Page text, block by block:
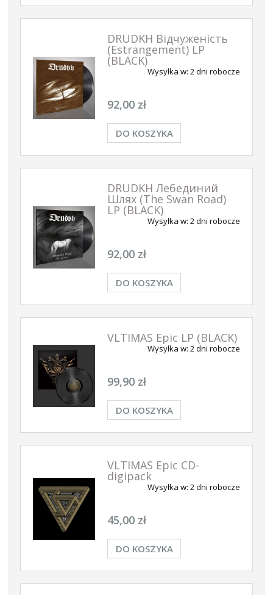
DRUDKH Відчуженість
(Estrangement) LP
(BLACK)
Wysyłka w: 2 dni robocze
92,00 zł
DO KOSZYKA
DRUDKH Лебединий
Шлях (The Swan Road)
LP (BLACK)
Wysyłka w: 2 dni robocze
92,00 zł
DO KOSZYKA
VLTIMAS Epic LP (BLACK)
Wysyłka w: 2 dni robocze
99,90 zł
DO KOSZYKA
VLTIMAS Epic CD-
digipack
Wysyłka w: 2 dni robocze
45,00 zł
DO KOSZYKA